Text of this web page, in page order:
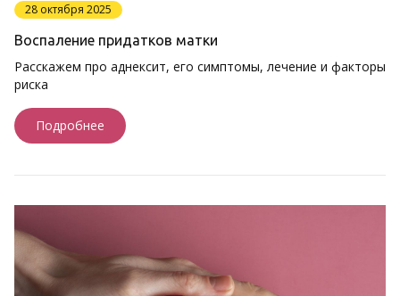
28 октября 2025
Воспаление придатков матки
Расскажем про аднексит, его симптомы, лечение и факторы
риска
Подробнее